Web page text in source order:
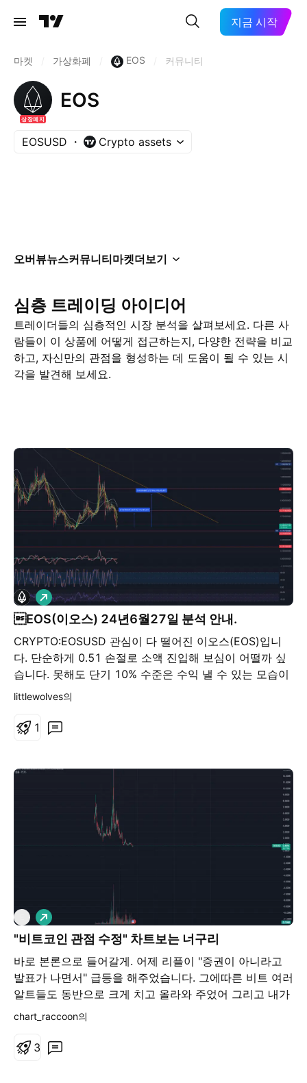
지금 시작
마켓 가상화폐 EOS 커뮤니티
상장폐지
EOS
EOSUSD Crypto assets
오버뷰뉴스커뮤니티마켓더보기
심층 트레이딩 아이디어
트레이더들의 심층적인 시장 분석을 살펴보세요. 다른 사
람들이 이 상품에 어떻게 접근하는지, 다양한 전략을 비교
하고, 자신만의 관점을 형성하는 데 도움이 될 수 있는 시
각을 발견해 보세요.
EOS(이오스) 24년6월27일 분석 안내.
CRYPTO:EOSUSD 관심이 다 떨어진 이오스(EOS)입니
다. 단순하게 0.51 손절로 소액 진입해 보심이 어떨까 싶
습니다. 못해도 단기 10% 수준은 수익 낼 수 있는 모습이
며 만일 다시 알트들 움직임이 강하게 나와준다면 상단 저
단, 하단 0.51 깨지면 정리 후 다시 0.31 부근 자리를 기
다려 봅니다. 지금 현재 대부분 알트들의 모습이 전체적으
심플하게 접근하도록 하겠습니다. 진입 0.58 혹은 현재가
- 0.54 목표 0.63 - 0.7 - 0.77 - 0.9 - 1
롱
littlewolves의
1
"비트코인 관점 수정" 차트보는 너구리
바로 본론으로 들어갈게. 어제 리플이 "증권이 아니라고
발표가 나면서" 급등을 해주었습니다. 그에따른 비트 여러
알트들도 동반으로 크게 치고 올라와 주었어 그리고 내가
크게 하방을 보았던 나스닥 하방 자리도 "뚫고" 올라와주
모습이야 나는 현 가격에서 31k->27k->37k를 보았었지
롱
chart_raccoon의
3